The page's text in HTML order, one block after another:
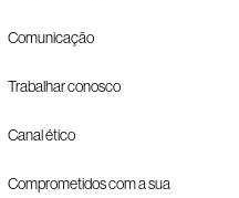
Comunicação
Trabalhar conosco
Canal ético
Comprometidos com a sua